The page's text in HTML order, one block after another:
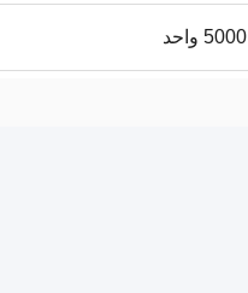
5000 واحد